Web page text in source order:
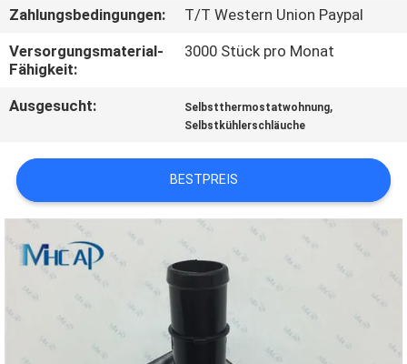
SIE
EIN
ZITAT
PRIVACY
POLICY
Zahlungsbedingungen:
T/T Western Union Paypal
Versorgungsmaterial-
Fähigkeit:
3000 Stück pro Monat
Ausgesucht: Selbstthermostatwohnung,
Selbstkühlerschläuche
BESTPREIS